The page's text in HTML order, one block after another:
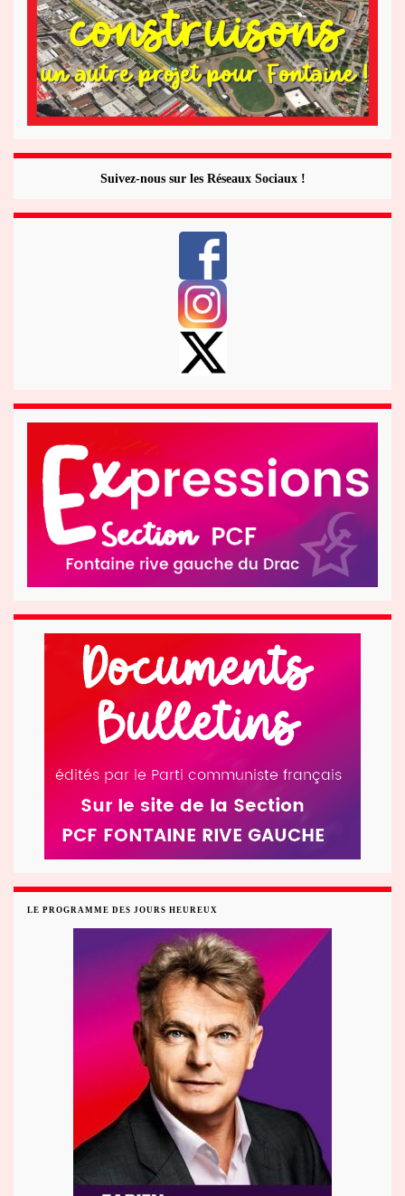
Suivez-nous sur les Réseaux Sociaux !
LE PROGRAMME DES JOURS HEUREUX